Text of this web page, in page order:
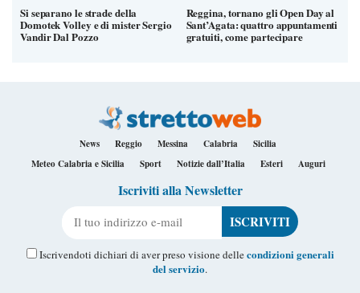
Si separano le strade della
Domotek Volley e di mister Sergio
Vandir Dal Pozzo
Reggina, tornano gli Open Day al
Sant’Agata: quattro appuntamenti
gratuiti, come partecipare
News Reggio Messina Calabria
Sicilia
Meteo Calabria e Sicilia
Sport Notizie dall’Italia Esteri Auguri
Iscriviti alla Newsletter
Iscrivendoti dichiari di aver preso visione dellecondizioni generali
del servizio.